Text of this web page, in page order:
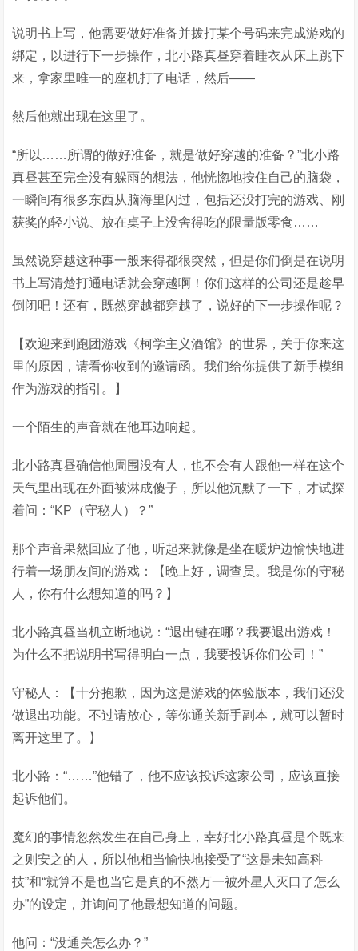
说明书上写，他需要做好准备并拨打某个号码来完成游戏的
绑定，以进行下一步操作，北小路真昼穿着睡衣从床上跳下
来，拿家里唯一的座机打了电话，然后——
然后他就出现在这里了。
“所以……所谓的做好准备，就是做好穿越的准备？”北小路
真昼甚至完全没有躲雨的想法，他恍惚地按住自己的脑袋，
一瞬间有很多东西从脑海里闪过，包括还没打完的游戏、刚
获奖的轻小说、放在桌子上没舍得吃的限量版零食……
虽然说穿越这种事一般来得都很突然，但是你们倒是在说明
书上写清楚打通电话就会穿越啊！你们这样的公司还是趁早
倒闭吧！还有，既然穿越都穿越了，说好的下一步操作呢？
【欢迎来到跑团游戏《柯学主义酒馆》的世界，关于你来这
里的原因，请看你收到的邀请函。我们给你提供了新手模组
作为游戏的指引。】
一个陌生的声音就在他耳边响起。
北小路真昼确信他周围没有人，也不会有人跟他一样在这个
天气里出现在外面被淋成傻子，所以他沉默了一下，才试探
着问：“KP（守秘人）？”
那个声音果然回应了他，听起来就像是坐在暖炉边愉快地进
行着一场朋友间的游戏：【晚上好，调查员。我是你的守秘
人，你有什么想知道的吗？】
北小路真昼当机立断地说：“退出键在哪？我要退出游戏！
为什么不把说明书写得明白一点，我要投诉你们公司！”
守秘人：【十分抱歉，因为这是游戏的体验版本，我们还没
做退出功能。不过请放心，等你通关新手副本，就可以暂时
离开这里了。】
北小路：“……”他错了，他不应该投诉这家公司，应该直接
起诉他们。
魔幻的事情忽然发生在自己身上，幸好北小路真昼是个既来
之则安之的人，所以他相当愉快地接受了“这是未知高科
技”和“就算不是也当它是真的不然万一被外星人灭口了怎么
办”的设定，并询问了他最想知道的问题。
他问：“没通关怎么办？”